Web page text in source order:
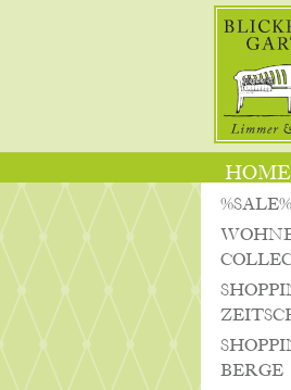
HOME
%SALE%
BERGE